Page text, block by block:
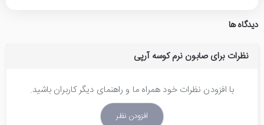
ضد لک، ضد جوش، ضد چروک، روشن کننده، رفع اگزما و
صورت خود را خیس کرده و به مدت 2 دقیقه با کف صابون
کوسه مالش داده سپس بشویید.
دیدگاه ها
نظرات برای صابون نرم کوسه آرپی
با افزودن نظرات خود همراه ما و راهنمای دیگر کاربران باشید.
افزودن نظر